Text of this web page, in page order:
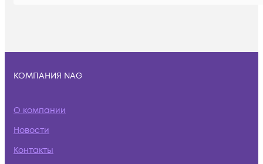
КОМПАНИЯ NAG
О компании
Новости
Контакты